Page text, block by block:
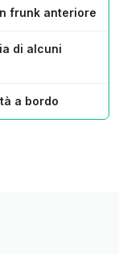
frunk anteriore
di alcuni
a bordo